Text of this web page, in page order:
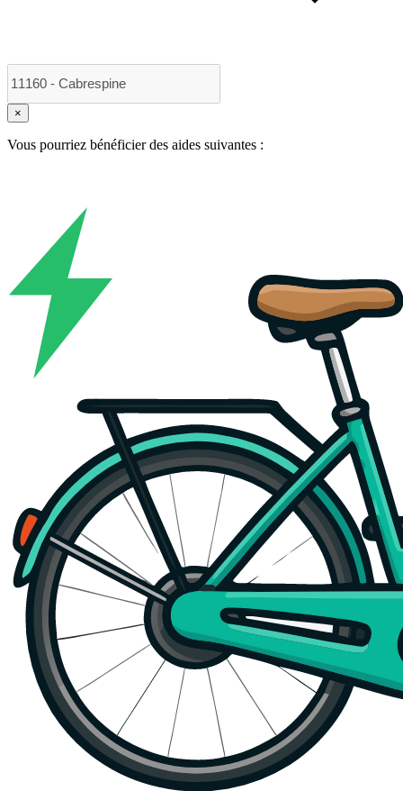
×
Vous pourriez bénéficier des aides suivantes :